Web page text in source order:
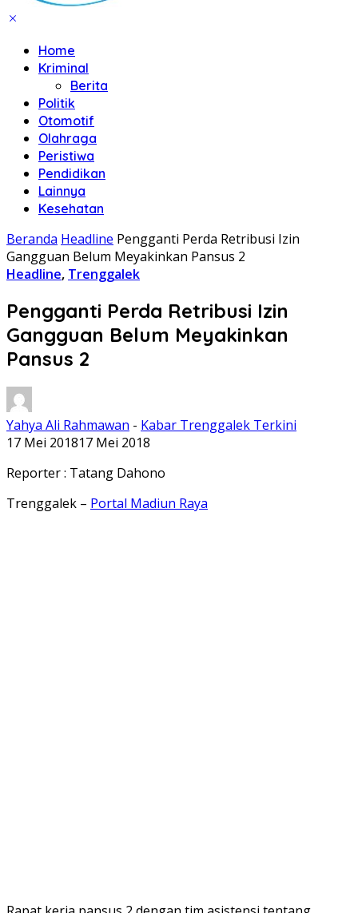
Home
Kriminal
Berita
Politik
Otomotif
Olahraga
Peristiwa
Pendidikan
Lainnya
Kesehatan
Beranda Headline Pengganti Perda Retribusi Izin
Gangguan Belum Meyakinkan Pansus 2
Headline, Trenggalek
Pengganti Perda Retribusi Izin
Gangguan Belum Meyakinkan
Pansus 2
Yahya Ali Rahmawan - Kabar Trenggalek Terkini
17 Mei 201817 Mei 2018
Reporter : Tatang Dahono
Trenggalek – Portal Madiun Raya